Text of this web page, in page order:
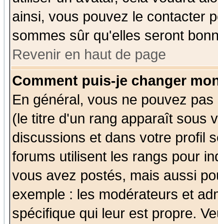
ainsi, vous pouvez le contacter
sommes sûr qu'elles seront
Revenir en haut de page
Comment puis-je changer
En général, vous ne pouvez
(le titre d'un rang apparaît sous
discussions et dans votre profil
forums utilisent les rangs pour
vous avez postés, mais aussi
exemple : les modérateurs et
spécifique qui leur est propre.